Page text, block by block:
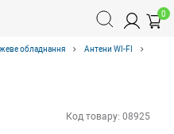
0
обладнання
Антени WI-FI
Код товару: 08925